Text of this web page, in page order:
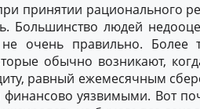
принятии рационального
Большинство людей
очень правильно. Более
обычно возникают,
равный ежемесячным
финансово уязвимыми. Вот